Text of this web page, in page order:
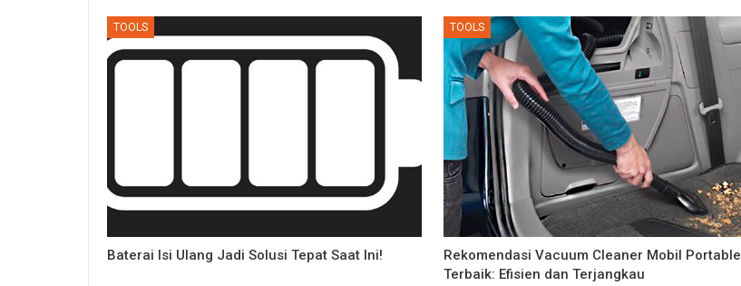
TOOLS
Baterai Isi Ulang Jadi Solusi Tepat Saat Ini!
TOOLS
Rekomendasi Vacuum Cleaner Mobil Portable
Terbaik: Efisien dan Terjangkau